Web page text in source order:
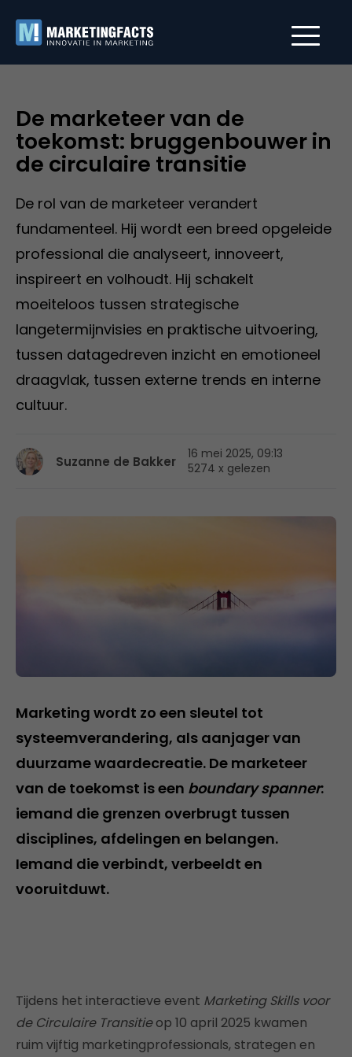
De marketeer van de
toekomst: bruggenbouwer in
de circulaire transitie
De rol van de marketeer verandert
fundamenteel. Hij wordt een breed opgeleide
professional die analyseert, innoveert,
inspireert en volhoudt. Hij schakelt
moeiteloos tussen strategische
langetermijnvisies en praktische uitvoering,
tussen datagedreven inzicht en emotioneel
draagvlak, tussen externe trends en interne
cultuur.
Suzanne de Bakker
16 mei 2025, 09:13
5274 x gelezen
Marketing wordt zo een sleutel tot
systeemverandering, als aanjager van
duurzame waardecreatie. De marketeer
van de toekomst is een boundary spanner:
iemand die grenzen overbrugt tussen
disciplines, afdelingen en belangen.
Iemand die verbindt, verbeeldt en
vooruitduwt.
Tijdens het interactieve event Marketing Skills voor
de Circulaire Transitieop 10 april 2025 kwamen
ruim vijftig marketingprofessionals, strategen en